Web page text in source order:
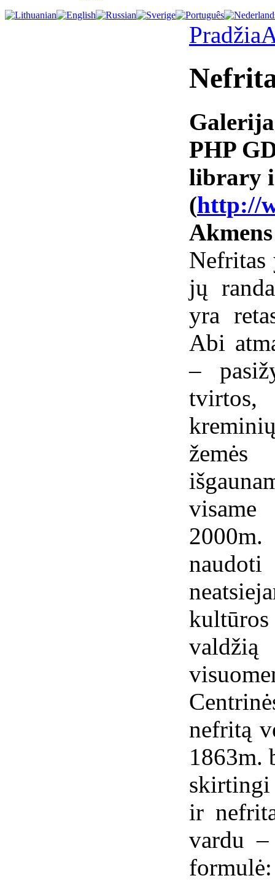
Pradžia
Galerija
PHP
library
(http://
Nefritas
jų
yra
Abi
–
nefritą
1863m.
skirtingi
ir
vardu